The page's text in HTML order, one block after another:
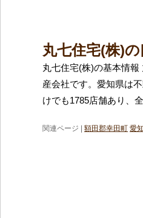
丸七住宅(株)
丸七住宅(株)の基本情
産会社です。愛知県は
けでも1785店舗あり、
関連ページ | 額田郡幸田町 愛